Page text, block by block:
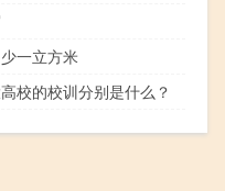
一立方米
校的校训分别是什么？